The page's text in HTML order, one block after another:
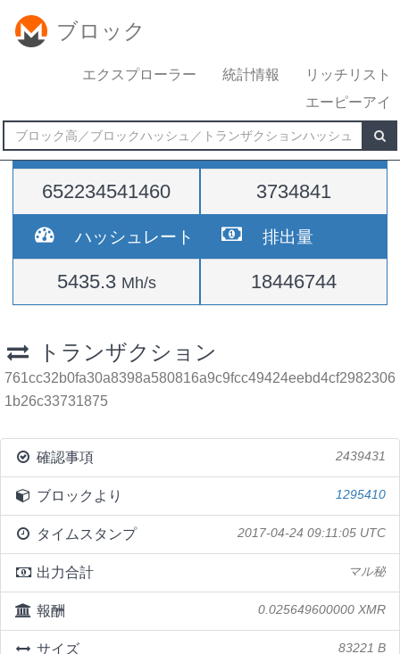
ブロック
エクスプローラー 統計情報
リッチリスト
エーピーアイ
難易度
652234541460
高さ
3734841
ハッシュレート
5435.3 Mh/s
排出量
18446744
トランザクション
761cc32b0fa30a8398a580816a9c9fcc49424eebd4cf2982306
1b26c33731875
確認事項 2439431
ブロックより 1295410
タイムスタンプ 2017-04-24 09:11:05 UTC
出力合計 マル秘
報酬 0.025649600000 XMR
サイズ 83221 B